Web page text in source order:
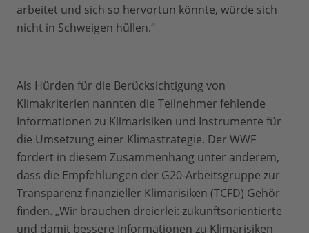
arbeitet und sich so hervortun könnte, würde sich
nicht in Schweigen hüllen.“
Als Hürden für die Berücksichtigung von
Klimakriterien nannten die Teilnehmer fehlende
Informationen zu Klimarisiken und Instrumente für
die Umsetzung einer Klimastrategie. Der WWF
fordert in diesem Zusammenhang unter anderem,
dass die Empfehlungen der G20-Arbeitsgruppe zur
Transparenz finanzieller Klimarisiken (TCFD) Gehör
finden. „Wir brauchen dreierlei: zukunftsorientierte
und damit bessere Informationen zu Klimarisiken